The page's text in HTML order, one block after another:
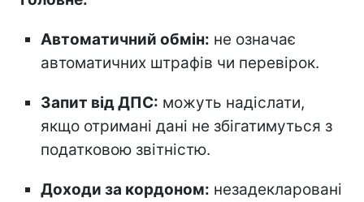
Автоматичний обмін: не означає
автоматичних штрафів чи перевірок.
Запит від ДПС: можуть надіслати,
якщо отримані дані не збігатимуться з
податковою звітністю.
Доходи за кордоном: незадекларовані